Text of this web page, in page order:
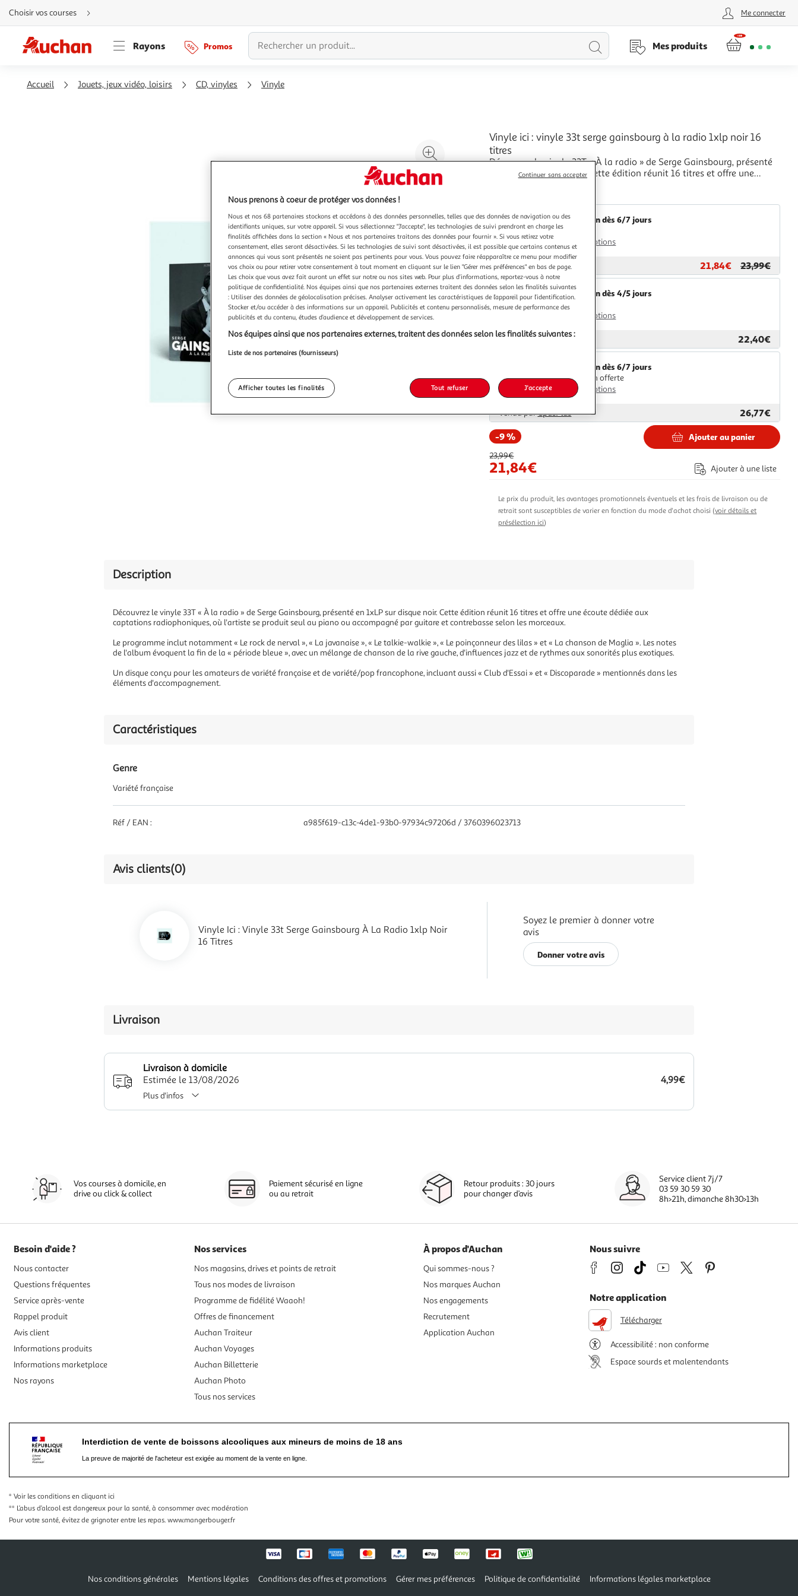
Aller
directement
au
Aller
directement
à
Aller
directement
Choisir vos courses Me connecter
Rayons Promos
Lancer
Mes produits
Accueil Jouets, jeux vidéo, loisirs CD, vinyles Vinyle
Agrandir
l'illustration
à
Réduire
à
100
%
Partager
le
produit
Vinyle ici : vinyle 33t serge gainsbourg à la radio 1xlp noir 16
titres
Découvrez le vinyle 33T « À la radio » de Serge Gainsbourg, présenté
en 1xLP sur disque noir. Cette édition réunit 16 titres et offre une
morceaux. Le programme inclu
Livraison dès 6/7 jours
Plus d'options
Vendu par Multishop 21,84€ 23,99€
Livraison dès 4/5 jours
4,99€
Plus d'options
Vendu par2KINGS 22,40€
Livraison dès 6/7 jours
Livraison offerte
Plus d'options
Vendu parGpasPlus
26,77€
-9 %
23,99€
21,84€
Ajouter au panier
Ajouter à une liste
Le prix du produit, les avantages promotionnels éventuels et les frais de livraison ou de
retrait sont susceptibles de varier en fonction du mode d'achat choisi (voir détails et
présélection ici)
Description
Découvrez le vinyle 33T « À la radio » de Serge Gainsbourg, présenté en 1xLP sur disque noir. Cette édition réunit 16 titres et offre une écoute dédiée aux
captations radiophoniques, où l'artiste se produit seul au piano ou accompagné par guitare et contrebasse selon les morceaux.
Le programme inclut notamment « Le rock de nerval », « La javanaise », « Le talkie-walkie », « Le poinçonneur des lilas » et « La chanson de Maglia ». Les notes
de l'album évoquent la fin de la « période bleue », avec un mélange de chanson de la rive gauche, d'influences jazz et de rythmes aux sonorités plus exotiques.
Un disque conçu pour les amateurs de variété française et de variété/pop francophone, incluant aussi « Club d'Essai » et « Discoparade » mentionnés dans les
éléments d'accompagnement.
Caractéristiques
Genre
Variété française
Réf / EAN : a985f619-c13c-4de1-93b0-97934c97206d / 3760396023713
Avis clients(0)
Vinyle Ici : Vinyle 33t Serge Gainsbourg À La Radio 1xlp Noir
16 Titres
Soyez le premier à donner votre
avis
Donner votre avis
Livraison
Livraison à domicile
Estimée le 13/08/2026
4,99€
Plus d'infos
Vos courses à domicile, en
drive ou click & collect
Paiement sécurisé en ligne
ou au retrait
Retour produits : 30 jours
pour changer d’avis
Service client 7j/7
03 59 30 59 30
8h>21h, dimanche 8h30>13h
Besoin d'aide ?
Nous contacter
Questions fréquentes
Service après-vente
Rappel produit
Avis client
Informations produits
Informations marketplace
Nos rayons
Nos services
Nos magasins, drives et points de retrait
Tous nos modes de livraison
Programme de fidélité Waaoh!
Offres de financement
Auchan Traiteur
Auchan Voyages
Auchan Billetterie
Auchan Photo
Tous nos services
À propos d'Auchan
Qui sommes-nous ?
Nos marques Auchan
Nos engagements
Recrutement
Application Auchan
Nous suivre
Notre application
Télécharger
Accessibilité : non conforme
Espace sourds et malentendants
Interdiction de vente de boissons alcooliques aux mineurs de moins de 18 ans
La preuve de majorité de l'acheteur est exigée au moment de la vente en ligne.
* Voir les conditions en cliquant ici
** L’abus d’alcool est dangereux pour la santé, à consommer avec modération
Pour votre santé, évitez de grignoter entre les repas. www.mangerbouger.fr
Nos conditions générales Mentions légales Conditions des offres et promotions Gérer mes préférences Politique de confidentialité Informations légales marketplace
Nous prenons à coeur de protéger vos données !
Nous et nos 68 partenaires stockons et accédons à des données personnelles, telles que des données de navigation ou des
identifiants uniques, sur votre appareil. Si vous sélectionnez "J'accepte", les technologies de suivi prendront en charge les
finalités affichées dans la section « Nous et nos partenaires traitons des données pour fournir ». Si vous retirez votre
consentement, elles seront désactivées. Si les technologies de suivi sont désactivées, il est possible que certains contenus et
annonces qui vous sont présentés ne soient pas pertinents pour vous. Vous pouvez faire réapparaître ce menu pour modifier
vos choix ou pour retirer votre consentement à tout moment en cliquant sur le lien "Gérer mes préférences" en bas de page.
Les choix que vous avez fait auront un effet sur notre ou nos sites web. Pour plus d’informations, reportez-vous à notre
politique de confidentialité. Nos équipes ainsi que nos partenaires externes traitent des données selon les finalités suivantes
: Utiliser des données de géolocalisation précises. Analyser activement les caractéristiques de l’appareil pour l’identification.
Stocker et/ou accéder à des informations sur un appareil. Publicités et contenu personnalisés, mesure de performance des
publicités et du contenu, études d’audience et développement de services.
Nos équipes ainsi que nos partenaires externes, traitent des données selon les finalités suivantes :
Liste de nos partenaires (fournisseurs)
Afficher toutes les finalités Tout refuser J'accepte
Continuer sans accepter